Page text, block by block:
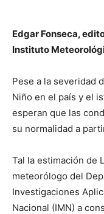
Edgar Fonseca,
Instituto
Pese a la severidad
Niño en el país y el
esperan que las
su normalidad a
Tal la estimación de
meteorólogo del
Investigaciones
Nacional (IMN) a